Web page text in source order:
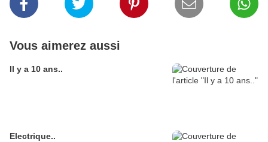
Vous aimerez aussi
Il y a 10 ans..
Electrique..